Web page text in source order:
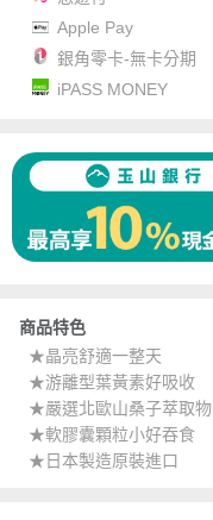
Apple Pay
銀角零卡-無卡分期
iPASS MONEY
商品特色
★晶亮舒適一整天
★游離型葉黃素好吸收
★嚴選北歐山桑子萃取物
★軟膠囊顆粒小好吞食
★日本製造原裝進口